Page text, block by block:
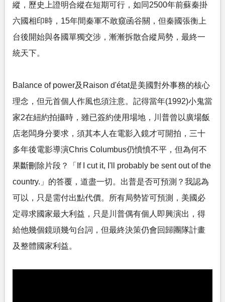
縱，歷史上證明合縱在短期可行，如同2500年前蘇秦掛
六國相印時，15年間秦軍不敢窺函谷關，但秦國張衡上
台後開始與各國單獨交涉，漸漸拆散合縱局勢，最終一
統天下。
Balance of power及Raison d'état是美國對外事務的核心
理念，但元首個人作風也須注意。記得當年(1992)小鬼當
家2在紐約拍攝時，雖已簽約使用場地，川普曾以廣場飯
店老闆身分要求，須其本人在電影入鏡才可開拍，三十
多年後電影導演Chris Columbus仍憤憤不平，但為何不
果斷刪除片段？「If I cut it, I'll probably be sent out of the
country.」的答覆，道盡一切。出普是否可預測？我認為
可以，只是需付出點代價。所有局勢皆可預測，美國必
定尋求國家最大利益，只是川普偶有個人即興演出，得
給他幾個鏡頭幾句台詞，但最終決策仍會回歸團隊計畫
及整體國家利益。